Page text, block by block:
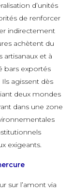
d’unités
de renforcer
indirectement
achètent du
artisanaux et à
bars exportés
agissent dès
deux mondes
dans une zone
exigeants.
sur l’amont via